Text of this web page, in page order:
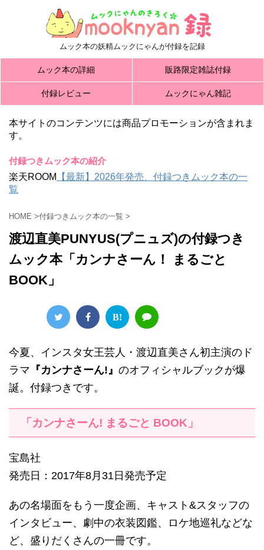
ムック本の妖精ムックにゃんが付録を記録
ムック本の詳細 販路限定雑誌付録
付録レビュー ムックにゃん雑記
本サイトのコンテンツには商品プロモーションが含まれま
す。
付録つきムック本の紹介
楽天ROOM
【最新】2026年発売、付録つきムック本の一
覧
HOME >付録つきムック本の一覧 >
渡辺直美PUNYUS(プニュズ)の付録つき
ムック本「カンナさーん！ まるごと
BOOK」
B!
今夏、インスタ女王芸人・渡辺直美さん初主演のド
ラマ 『カンナさーん!』 のオフィシャルブックが爆
誕。付録つきです。
「カンナさーん! まるごと BOOK」
宝島社
発売日：2017年8月31日発売予定
あの名場面をもう一度企画、キャスト&スタッフの
インタビュー、劇中の衣装図鑑、ロケ地巡礼などな
ど、盛りだくさんの一冊です。